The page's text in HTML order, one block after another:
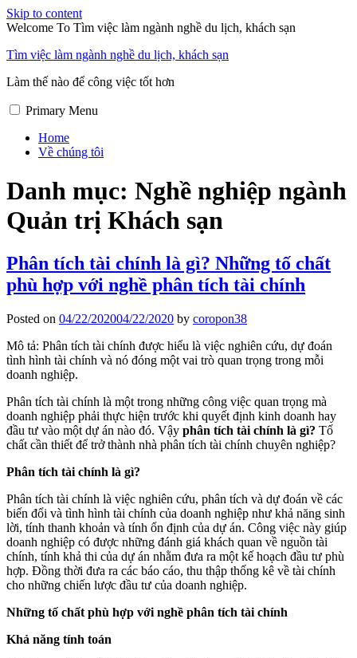
Skip to content
Welcome To Tìm việc làm ngành nghề du lịch, khách sạn
Tìm việc làm ngành nghề du lịch, khách sạn
Làm thế nào để công việc tốt hơn
Primary Menu
Home
Về chúng tôi
Danh mục: Nghề nghiệp ngành
Quản trị Khách sạn
Phân tích tài chính là gì? Những tố chất
phù hợp với nghề phân tích tài chính
Posted on 04/22/202004/22/2020 by coropon38
Mô tả: Phân tích tài chính được hiểu là việc nghiên cứu, dự đoán
tình hình tài chính và nó đóng một vai trò quan trọng trong mỗi
doanh nghiệp.
Phân tích tài chính là một trong những công việc quan trọng mà
doanh nghiệp phải thực hiện trước khi quyết định kinh doanh hay
đầu tư vào một dự án nào đó. Vậy phân tích tài chính là gì? Tố
chất cần thiết để trở thành nhà phân tích tài chính chuyên nghiệp?
Phân tích tài chính là gì?
Phân tích tài chính là việc nghiên cứu, phân tích và dự đoán về các
biến đổi và tình hình tài chính của doanh nghiệp như khả năng sinh
lời, tính thanh khoản và tính ổn định của dự án. Công việc này giúp
doanh nghiệp có được những đánh giá khách quan về nguồn tài
chính, tính khả thi của dự án nhằm đưa ra một kế hoạch đầu tư phù
hợp. Đồng thời đưa ra các báo cáo, thu thập thống kê về tài chính
cho những chiến lược đầu tư của doanh nghiệp.
Những tố chất phù hợp với nghề phân tích tài chính
Khả năng tính toán